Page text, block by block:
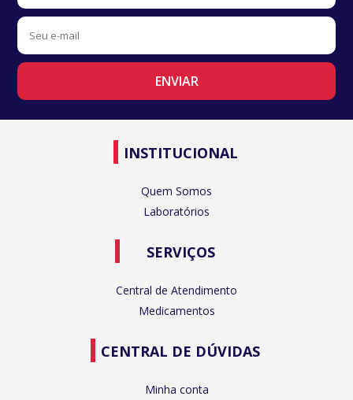
INSTITUCIONAL
Quem Somos
Laboratórios
SERVIÇOS
Central de Atendimento
Medicamentos
CENTRAL DE DÚVIDAS
Minha conta